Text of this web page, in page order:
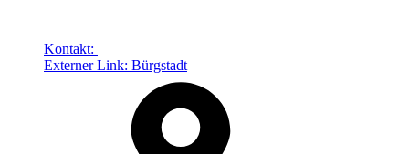
Kontakt:
Externer Link: Bürgstadt